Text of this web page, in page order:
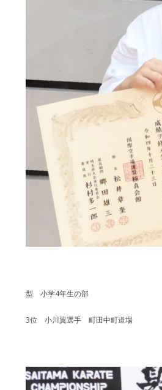
型 小学4年生の部
3位 小川翼選手 町田中町道場